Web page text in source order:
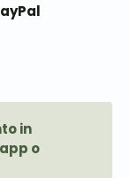
in
o